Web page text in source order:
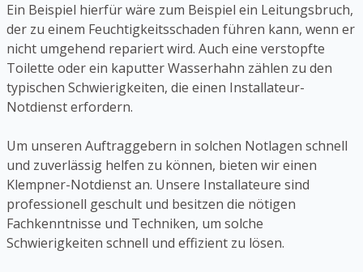
Ein Beispiel hierfür wäre zum Beispiel ein Leitungsbruch,
der zu einem Feuchtigkeitsschaden führen kann, wenn er
nicht umgehend repariert wird. Auch eine verstopfte
Toilette oder ein kaputter Wasserhahn zählen zu den
typischen Schwierigkeiten, die einen Installateur-
Notdienst erfordern.
Um unseren Auftraggebern in solchen Notlagen schnell
und zuverlässig helfen zu können, bieten wir einen
Klempner-Notdienst an. Unsere Installateure sind
professionell geschult und besitzen die nötigen
Fachkenntnisse und Techniken, um solche
Schwierigkeiten schnell und effizient zu lösen.